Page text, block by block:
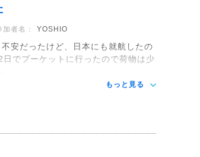
加者名： YOSHIO
安だったけど、日本にも就航したの
でプーケットに行ったので荷物は少
もっと見る